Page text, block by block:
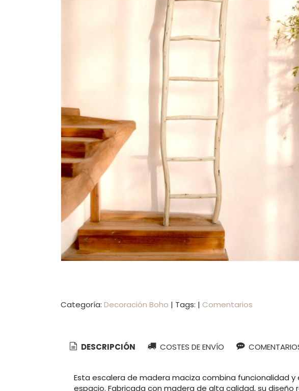
Categoría: Decoración Boho | Tags: | Comentarios
DESCRIPCIÓN COSTES DE ENVÍO
Esta escalera de madera maciza combina funcionalidad
espacio. Fabricada con madera de alta calidad, su